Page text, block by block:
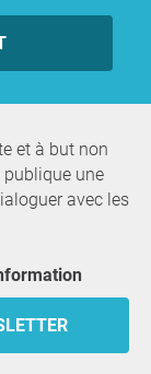
et à but non
une
avec les